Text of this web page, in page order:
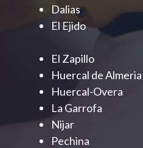
Dalias
El Ejido
El Zapillo
Huercal de Almeria
Huercal-Overa
La Garrofa
Nijar
Pechina